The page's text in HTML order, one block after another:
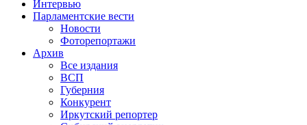
Интервью
Парламентские вести
Новости
Фоторепортажи
Архив
Все издания
ВСП
Губерния
Конкурент
Иркутский репортер